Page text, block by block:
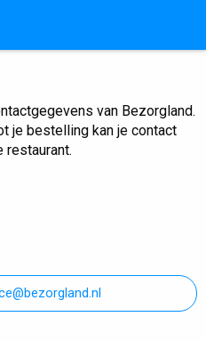
van Bezorgland.
je bestelling kan je contact
restaurant.